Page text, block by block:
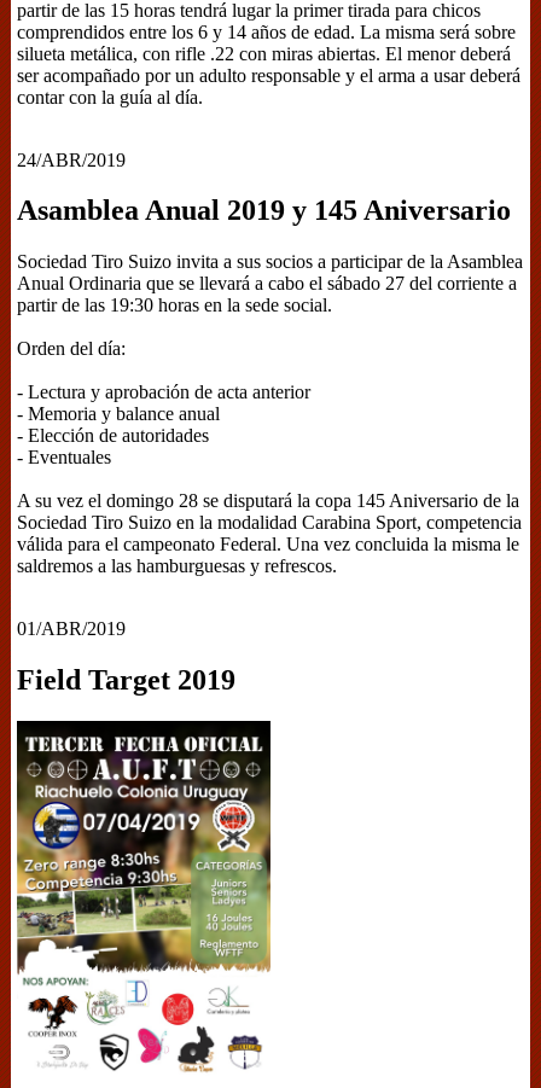
partir de las 15 horas tendrá lugar la primer tirada para chicos
comprendidos entre los 6 y 14 años de edad. La misma será sobre
silueta metálica, con rifle .22 con miras abiertas. El menor deberá
ser acompañado por un adulto responsable y el arma a usar deberá
contar con la guía al día.
24/ABR/2019
Asamblea Anual 2019 y 145 Aniversario
Sociedad Tiro Suizo invita a sus socios a participar de la Asamblea
Anual Ordinaria que se llevará a cabo el sábado 27 del corriente a
partir de las 19:30 horas en la sede social.
Orden del día:
- Lectura y aprobación de acta anterior
- Memoria y balance anual
- Elección de autoridades
- Eventuales
A su vez el domingo 28 se disputará la copa 145 Aniversario de la
Sociedad Tiro Suizo en la modalidad Carabina Sport, competencia
válida para el campeonato Federal. Una vez concluida la misma le
saldremos a las hamburguesas y refrescos.
01/ABR/2019
Field Target 2019